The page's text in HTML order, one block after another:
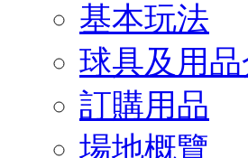
基本玩法
球具及用
訂購用品
場地概覽